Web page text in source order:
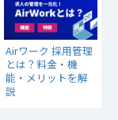
Airワーク 採用管理
とは？料金・機
能・メリットを解
説